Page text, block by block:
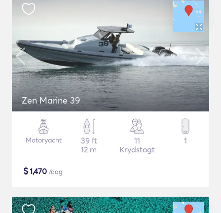
Zen Marine 39
Motoryacht
39 ft
12 m
11
Krydstogt
1
$1,470 /dag